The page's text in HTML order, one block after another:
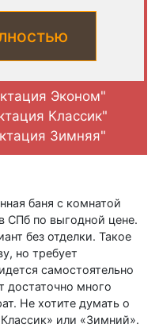
Эконом"
Классик"
Зимняя"
баня с комнатой
СПб по выгодной цене.
без отделки. Такое
но требует
самостоятельно
достаточно много
Не хотите думать о
или «Зимний».